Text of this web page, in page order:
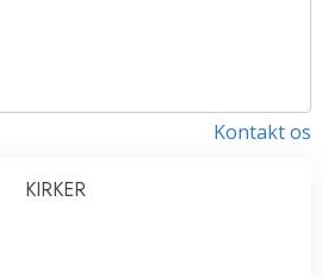
Kontakt os
KIRKER